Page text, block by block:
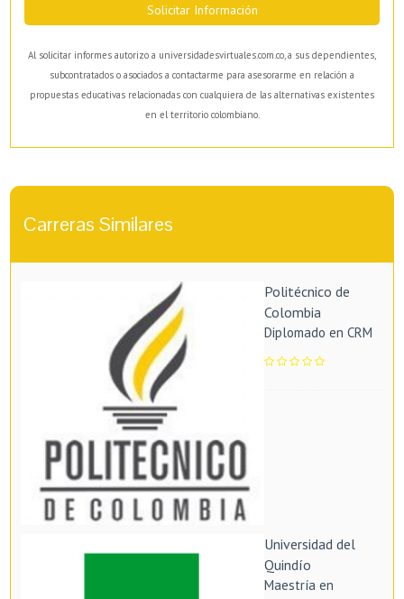
Solicitar Información
Al solicitar informes autorizo a universidadesvirtuales.com.co, a sus dependientes,
subcontratados o asociados a contactarme para asesorarme en relación a
propuestas educativas relacionadas con cualquiera de las alternativas existentes
en el territorio colombiano.
Carreras Similares
Politécnico de
Colombia
Diplomado en CRM
Universidad del
Quindío
Maestría en